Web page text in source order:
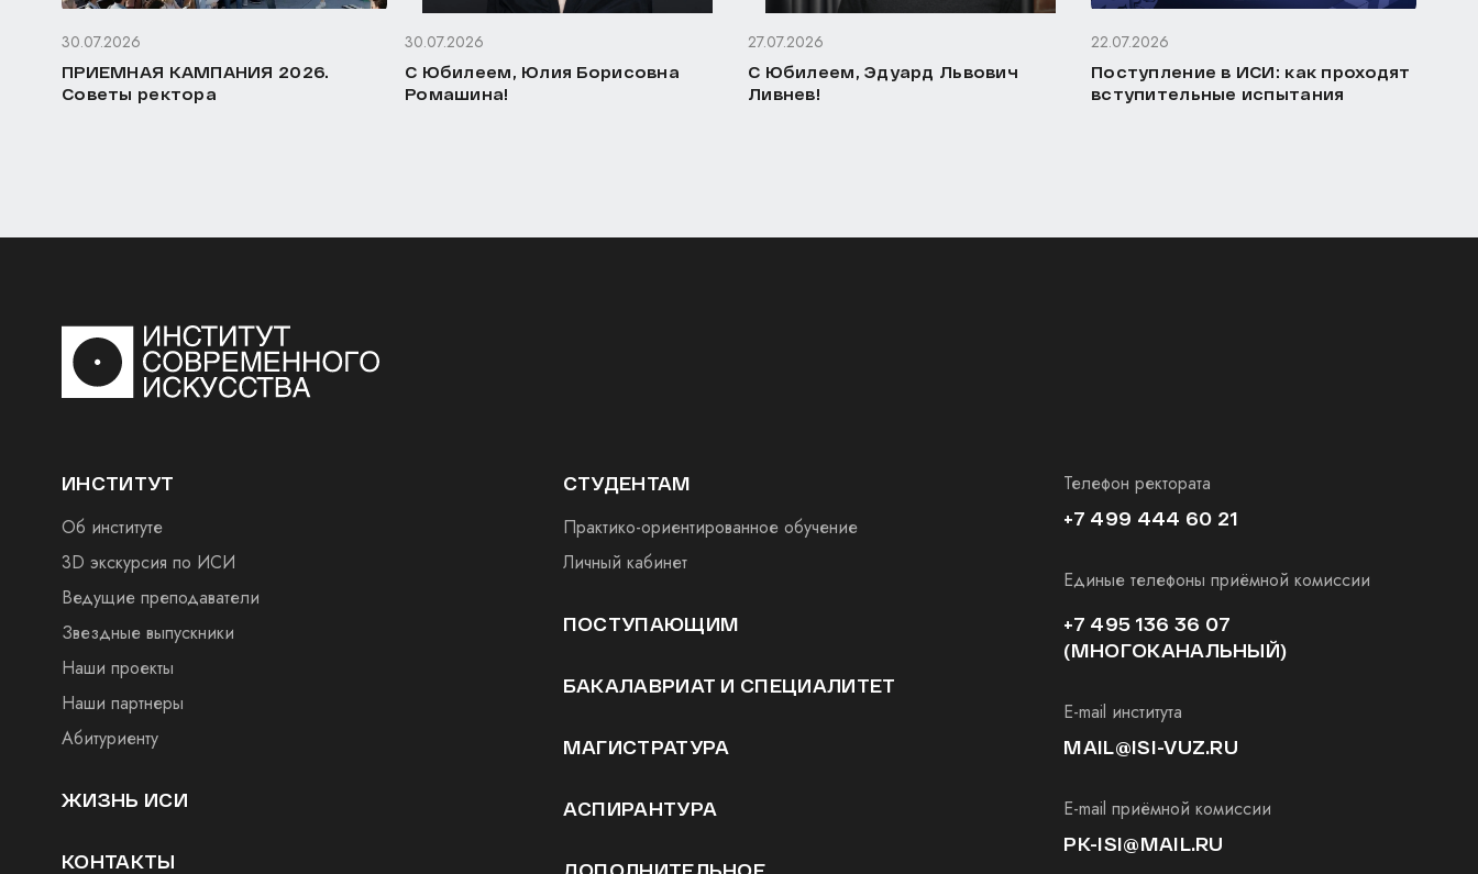
30.07.2026
ПРИЕМНАЯ КАМПАНИЯ 2026.
Советы ректора
30.07.2026
С Юбилеем, Юлия Борисовна
Ромашина!
27.07.2026
С Юбилеем, Эдуард Львович
Ливнев!
22.07.2026
Поступление в ИСИ: как проходят
вступительные испытания
ИНСТИТУТ
Об институте
3D экскурсия по ИСИ
Ведущие преподаватели
Звездные выпускники
Наши проекты
Наши партнеры
Абитуриенту
ЖИЗНЬ ИСИ
КОНТАКТЫ
СТУДЕНТАМ
Практико-ориентированное обучение
Личный кабинет
ПОСТУПАЮЩИМ
БАКАЛАВРИАТ И СПЕЦИАЛИТЕТ
МАГИСТРАТУРА
АСПИРАНТУРА
Телефон ректората
+7 499 444 60 21
Единые телефоны приёмной комиссии
+7 495 136 36 07
(МНОГОКАНАЛЬНЫЙ)
E-mail института
MAIL@ISI-VUZ.RU
E-mail приёмной комиссии
PK-ISI@MAIL.RU